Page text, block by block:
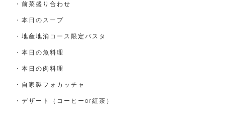
・前菜盛り合わせ
・本日のスープ
・地産地消コース限定パスタ
・本日の魚料理
・本日の肉料理
・自家製フォカッチャ
・デザート（コーヒーor紅茶）